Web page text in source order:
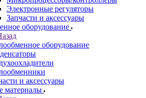
Электронные регуляторы
Запчасти и аксессуары
оборудование
оборудование
и аксессуары
материалы